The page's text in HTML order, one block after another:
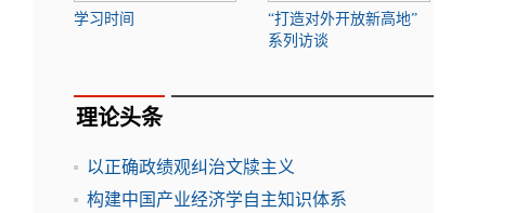
学习时间
“打造对外开放新高地”
系列访谈
理论头条
以正确政绩观纠治文牍主义
构建中国产业经济学自主知识体系